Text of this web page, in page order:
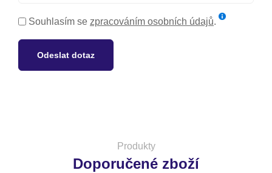
Souhlasím se zpracováním osobních údajů.
Odeslat dotaz
Produkty
Doporučené zboží